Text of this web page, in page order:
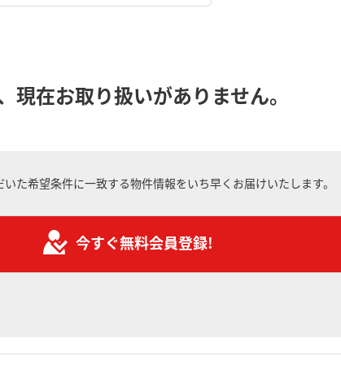
現在お取り扱いがありません。
た希望条件に一致する物件情報をいち早くお届けいたします。
今すぐ無料会員登録!